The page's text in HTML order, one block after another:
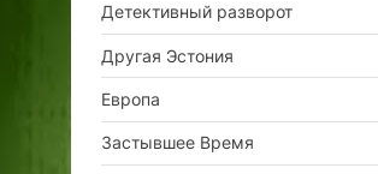
Детективный разворот
Другая Эстония
Европа
Застывшее Время